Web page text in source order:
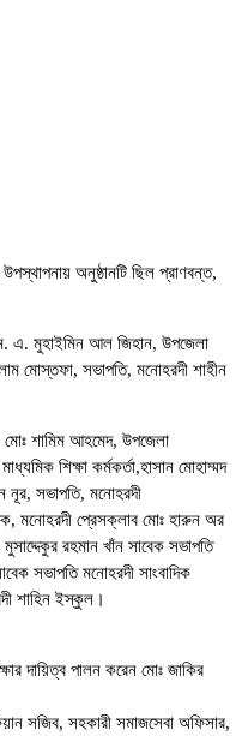
অনুষ্ঠানটি ছিল প্রাণবন্ত,
এ. মুহাইমিন আল জিহান, উপজেলা
মোস্তফা, সভাপতি, মনোহরদী শাহীন
মোঃ শামিম আহমেদ, উপজেলা
শিক্ষা কর্মকর্তা,হাসান মোহাম্মদ
নূর, সভাপতি, মনোহরদী
মনোহরদী প্রেসক্লাব মোঃ হারুন অর
রহমান খাঁন সাবেক সভাপতি
সভাপতি মনোহরদী সাংবাদিক
শাহিন ইস্কুল।
দায়িত্ব পালন করেন মোঃ জাকির
সজিব, সহকারী সমাজসেবা অফিসার,